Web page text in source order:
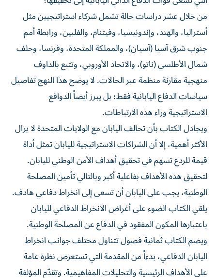
من خلال عشر دراسات حالة تشمل شركاء استراتيجيين مثل
أستراليا، والهند، وإندونيسيا، وفيتنام، والفلبين، ورابطة أمم
جنوب شرق آسيا (آسيان)، والمملكة المتحدة، وفرنسا، وحلف
شمال الأطلسي (ناتو)، والاتحاد الأوروبي، وتتبع بالداوف
منهجية مقارنة منظمة عبر الحالات. لا يوضح هذا النهج تفاصيل
سياسات الدفاع اليابانية فقط؛ بل يبرز أيضاً الدوافع
الاستراتيجية وراء هذه الارتباطات.
ويجادل الكتاب بأن تحالف اليابان مع الولايات المتحدة لا يزال
الأكثر أهمية، إلا أن الشراكات الاستراتيجية لليابان تمثل أداة
قيمة للردع تسهم في تحقيق أهداف الأمن الوطني لليابان.
لتحقيق هذه الأهداف بفاعلية أكبر وبالتالي تأمين المصلحة
الوطنية، يجب على اليابان أن تسعى إلى انخراط دفاعي هادف.
يلقي الكتاب الضوء على أغراض الانخراط الدفاعي لليابان
باعتبارها المكون المفقود في الدفاع عن المصلحة الوطنية.
ويضم الكتاب ثمانية فصول تتناول مختلف جوانب انخراط
اليابان الدفاعي، بدءاً من المقدمة التي تستعرض نظرة عامة
على الأهداف الرئيسية والتحليلات المفاهيمية. وتقدّم المؤلفة